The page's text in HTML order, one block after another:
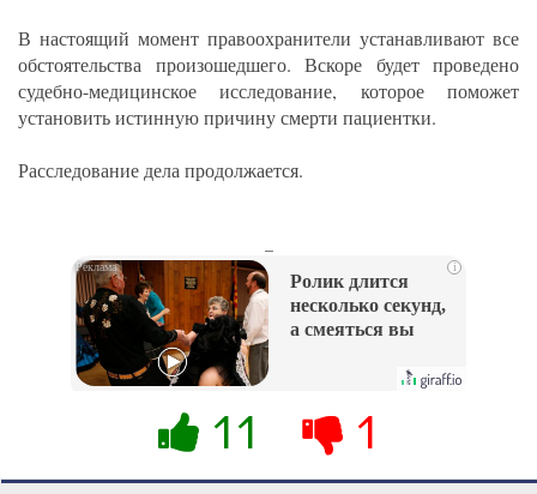
В настоящий момент правоохранители устанавливают все
обстоятельства произошедшего. Вскоре будет проведено
судебно-медицинское исследование, которое поможет
установить истинную причину смерти пациентки.
Расследование дела продолжается.
i
Ролик длится
несколько секунд,
а смеяться вы
11 1